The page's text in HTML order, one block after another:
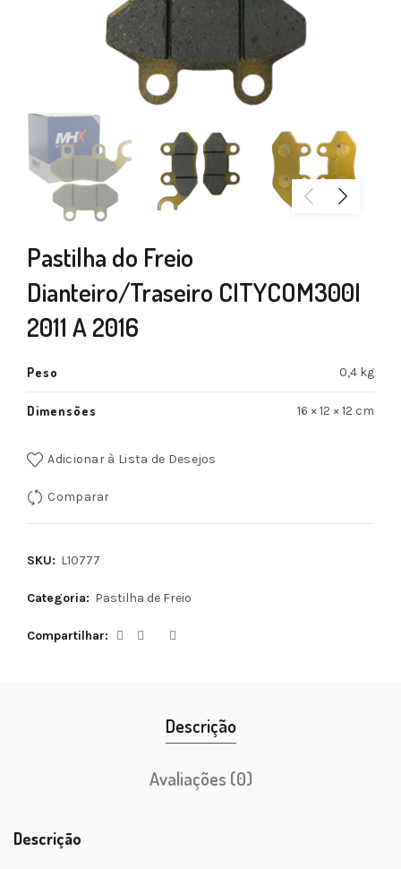
Pastilha do Freio
Dianteiro/Traseiro CITYCOM300I
2011 A 2016
Peso 0,4 kg
Dimensões 16 × 12 × 12 cm
Adicionar à Lista de Desejos
Comparar
SKU: L10777
Categoria: Pastilha de Freio
Compartilhar
Descrição
Avaliações (0)
Descrição